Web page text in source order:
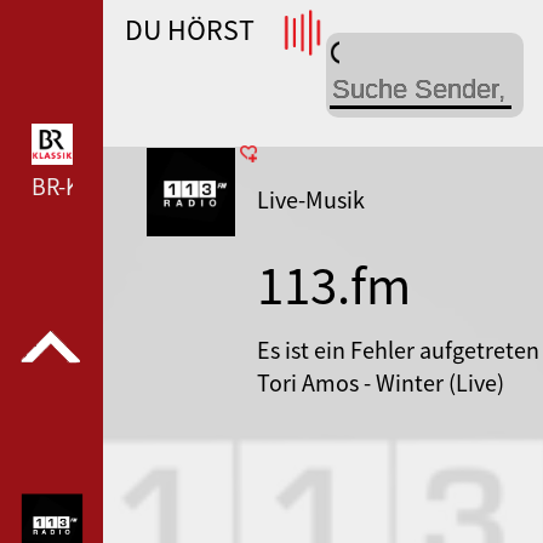
WDR 4 --- WDR 4 ---
BR-KLASSIK --- BR-KLASSIK ---
DU HÖRST
Live-Musik
113.fm
Radio
Es ist ein Fehler aufgetreten
Tori Amos - Winter (Live)